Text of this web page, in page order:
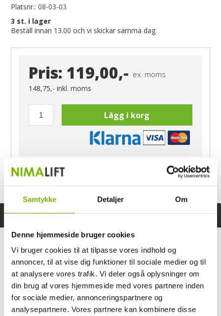
Samtykke Detaljer Om
Denne hjemmeside bruger cookies
Vi bruger cookies til at tilpasse vores indhold og
annoncer, til at vise dig funktioner til sociale medier og til
at analysere vores trafik. Vi deler også oplysninger om
din brug af vores hjemmeside med vores partnere inden
for sociale medier, annonceringspartnere og
analysepartnere. Vores partnere kan kombinere disse
Platsnr.: 08-03-03
3 st. i lager
Beställ innan 13.00 och vi skickar samma dag
Pris: 119,00,- ex. moms
148,75,-inkl. moms
Lägg i korg